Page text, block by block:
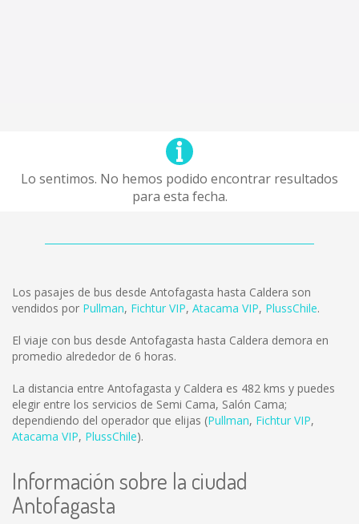
Lo sentimos. No hemos podido encontrar resultados
para esta fecha.
Los pasajes de bus desde Antofagasta hasta Caldera son
vendidos por Pullman, Fichtur VIP, Atacama VIP, PlussChile.
El viaje con bus desde Antofagasta hasta Caldera demora en
promedio alrededor de 6 horas.
La distancia entre Antofagasta y Caldera es 482 kms y puedes
elegir entre los servicios de Semi Cama, Salón Cama;
dependiendo del operador que elijas (Pullman, Fichtur VIP,
Atacama VIP, PlussChile).
Información sobre la ciudad
Antofagasta